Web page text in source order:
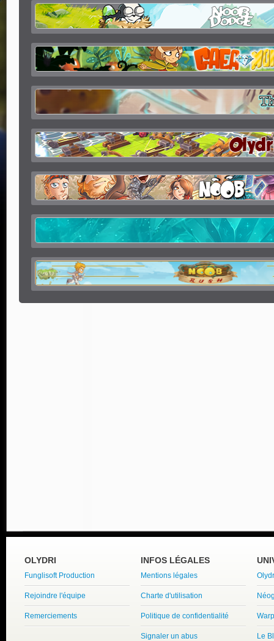
OLYDRI
Funglisoft Production
Rejoindre l'équipe
Remerciements
INFOS LÉGALES
Mentions légales
Charte d'utilisation
Politique de confidentialité
Signaler un abus Le